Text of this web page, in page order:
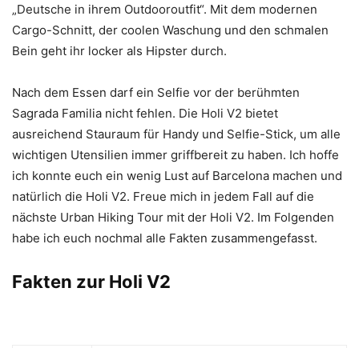
„Deutsche in ihrem Outdooroutfit“. Mit dem modernen
Cargo-Schnitt, der coolen Waschung und den schmalen
Bein geht ihr locker als Hipster durch.
Nach dem Essen darf ein Selfie vor der berühmten
Sagrada Familia nicht fehlen. Die Holi V2 bietet
ausreichend Stauraum für Handy und Selfie-Stick, um alle
wichtigen Utensilien immer griffbereit zu haben. Ich hoffe
ich konnte euch ein wenig Lust auf Barcelona machen und
natürlich die Holi V2. Freue mich in jedem Fall auf die
nächste Urban Hiking Tour mit der Holi V2. Im Folgenden
habe ich euch nochmal alle Fakten zusammengefasst.
Fakten zur Holi V2